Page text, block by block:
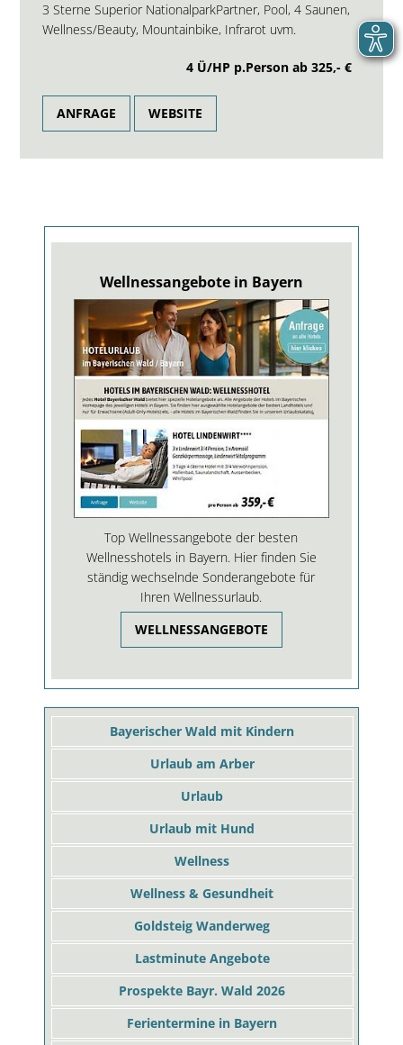
3 Sterne Superior NationalparkPartner, Pool, 4 Saunen,
Wellness/Beauty, Mountainbike, Infrarot uvm.
4 Ü/HP p.Person ab 325,- €
ANFRAGE WEBSITE
Wellnessangebote in Bayern
Top Wellnessangebote der besten
Wellnesshotels in Bayern. Hier finden Sie
ständig wechselnde Sonderangebote für
Ihren Wellnessurlaub.
WELLNESSANGEBOTE
Bayerischer Wald mit Kindern
Urlaub am Arber
Urlaub
Urlaub mit Hund
Wellness
Wellness & Gesundheit
Goldsteig Wanderweg
Lastminute Angebote
Prospekte Bayr. Wald 2026
Ferientermine in Bayern